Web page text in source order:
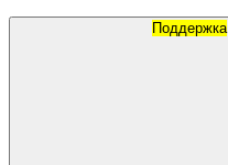
Поддержка